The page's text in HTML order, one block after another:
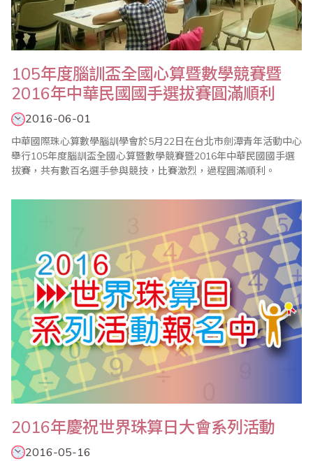
105年度腦訓盃全國心算暨數學競賽暨
2016年中華民國國手選拔賽圓滿順利
2016-06-01
中華國際珠心算數學腦訓學會於5月22日在台北市劍潭青年活動中心
舉行105年度腦訓盃全國心算暨數學競賽暨2016年中華民國國手選
拔賽，共有數百名選手參與競技，比賽激烈，過程圓滿順利。
2016年慶祝世界珠算日大會系列活動
2016-05-16